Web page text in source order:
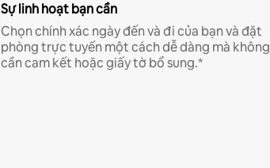
Sự linh hoạt bạn cần
Chọn chính xác ngày đến và đi của bạn và đặt
phòng trực tuyến một cách dễ dàng mà không
cần cam kết hoặc giấy tờ bổ sung.*